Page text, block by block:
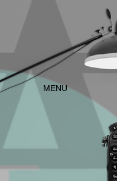
​MENU